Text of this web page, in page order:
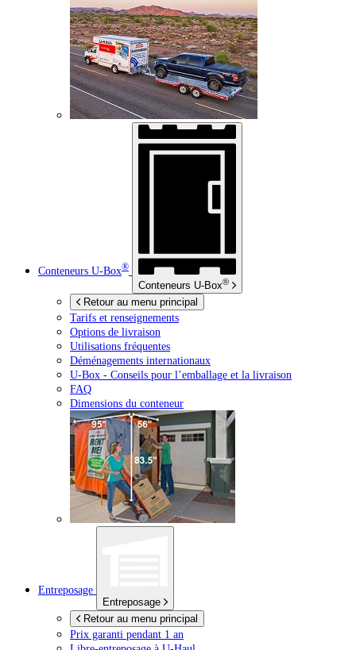
Conteneurs U-Box®
Conteneurs U-Box®
Retour au menu principal
Tarifs et renseignements
Options de livraison
Utilisations fréquentes
Déménagements internationaux
U-Box - Conseils pour l’emballage et la livraison
FAQ
Dimensions du conteneur
Entreposage
Entreposage
Retour au menu principal
Prix garanti pendant 1 an